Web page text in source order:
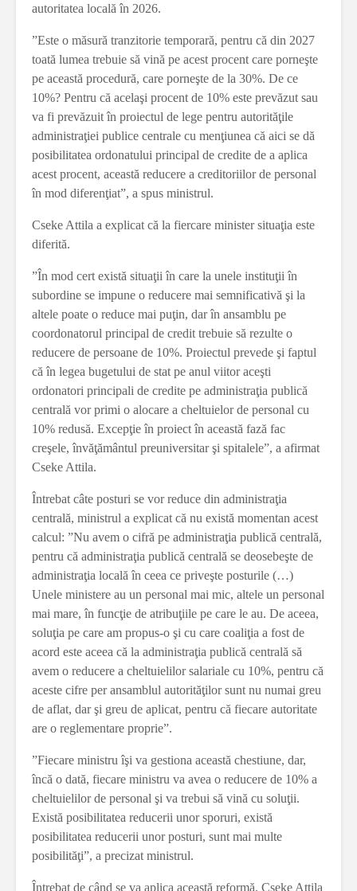
autoritatea locală în 2026.
”Este o măsură tranzitorie temporară, pentru că din 2027
toată lumea trebuie să vină pe acest procent care porneşte
pe această procedură, care porneşte de la 30%. De ce
10%? Pentru că acelaşi procent de 10% este prevăzut sau
va fi prevăzuit în proiectul de lege pentru autorităţile
administraţiei publice centrale cu menţiunea că aici se dă
posibilitatea ordonatului principal de credite de a aplica
acest procent, această reducere a creditoriilor de personal
în mod diferenţiat”, a spus ministrul.
Cseke Attila a explicat că la fiercare minister situaţia este
diferită.
”În mod cert există situaţii în care la unele instituţii în
subordine se impune o reducere mai semnificativă şi la
altele poate o reduce mai puţin, dar în ansamblu pe
coordonatorul principal de credit trebuie să rezulte o
reducere de persoane de 10%. Proiectul prevede şi faptul
că în legea bugetului de stat pe anul viitor aceşti
ordonatori principali de credite pe administraţia publică
centrală vor primi o alocare a cheltuielor de personal cu
10% redusă. Excepţie în proiect în această fază fac
creşele, învăţământul preuniversitar şi spitalele”, a afirmat
Cseke Attila.
Întrebat câte posturi se vor reduce din administraţia
centrală, ministrul a explicat că nu există momentan acest
calcul: ”Nu avem o cifră pe administraţia publică centrală,
pentru că administraţia publică centrală se deosebeşte de
administraţia locală în ceea ce priveşte posturile (…)
Unele ministere au un personal mai mic, altele un personal
mai mare, în funcţie de atribuţiile pe care le au. De aceea,
soluţia pe care am propus-o şi cu care coaliţia a fost de
acord este aceea că la administraţia publică centrală să
avem o reducere a cheltuielilor salariale cu 10%, pentru că
aceste cifre per ansamblul autorităţilor sunt nu numai greu
de aflat, dar şi greu de aplicat, pentru că fiecare autoritate
are o reglementare proprie”.
”Fiecare ministru îşi va gestiona această chestiune, dar,
încă o dată, fiecare ministru va avea o reducere de 10% a
cheltuielilor de personal şi va trebui să vină cu soluţii.
Există posibilitatea reducerii unor sporuri, există
posibilitatea reducerii unor posturi, sunt mai multe
posibilităţi”, a precizat ministrul.
Întrebat de când se va aplica această reformă, Cseke Attila